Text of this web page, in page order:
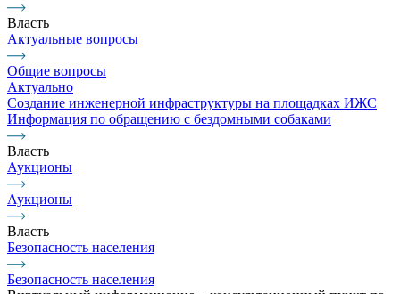
Власть
Актуальные вопросы
Общие вопросы
Актуально
Создание инженерной инфраструктуры на площадках ИЖС
Информация по обращению с бездомными собаками
Власть
Аукционы
Аукционы
Власть
Безопасность населения
Безопасность населения